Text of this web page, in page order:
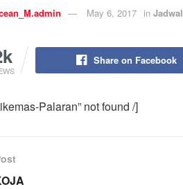
May 6, 2017 in Jadwal
Share on Facebook
Palaran” not found /]